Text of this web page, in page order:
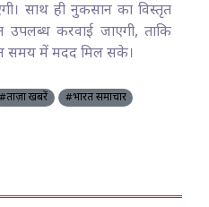
साथ ही नुकसान का विस्तृत
करवाई जाएगी, ताकि
समय में मदद मिल सके।
#ताज़ा खबरें
#भारत समाचार